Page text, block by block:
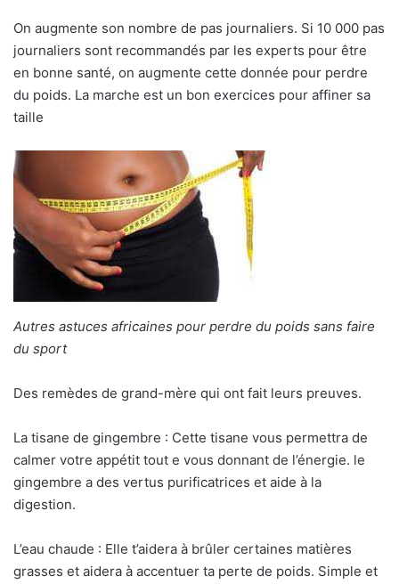
On augmente son nombre de pas journaliers. Si 10 000 pas
journaliers sont recommandés par les experts pour être
en bonne santé, on augmente cette donnée pour perdre
du poids. La marche est un bon exercices pour affiner sa
taille
Autres astuces africaines pour perdre du poids sans faire
du sport
Des remèdes de grand-mère qui ont fait leurs preuves.
La tisane de gingembre : Cette tisane vous permettra de
calmer votre appétit tout e vous donnant de l’énergie. le
gingembre a des vertus purificatrices et aide à la
digestion.
L’eau chaude : Elle t’aidera à brûler certaines matières
grasses et aidera à accentuer ta perte de poids. Simple et